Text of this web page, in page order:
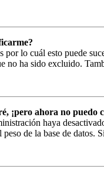
por lo cuál esto puede
no ha sido excluido.
¡pero ahora no puedo
haya
de la base de datos.